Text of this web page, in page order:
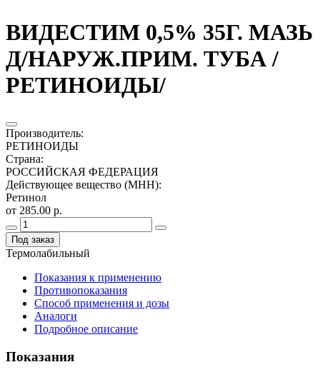
ВИДЕСТИМ 0,5% 35Г. МАЗЬ
Д/НАРУЖ.ПРИМ. ТУБА /
РЕТИНОИДЫ/
Производитель:
РЕТИНОИДЫ
Страна:
РОССИЙСКАЯ ФЕДЕРАЦИЯ
Действующее вещество (МНН):
Ретинол
от 285.00 р.
Под заказ
Термолабильный
Показания к применению
Противопоказания
Способ применения и дозы
Аналоги
Подробное описание
Показания